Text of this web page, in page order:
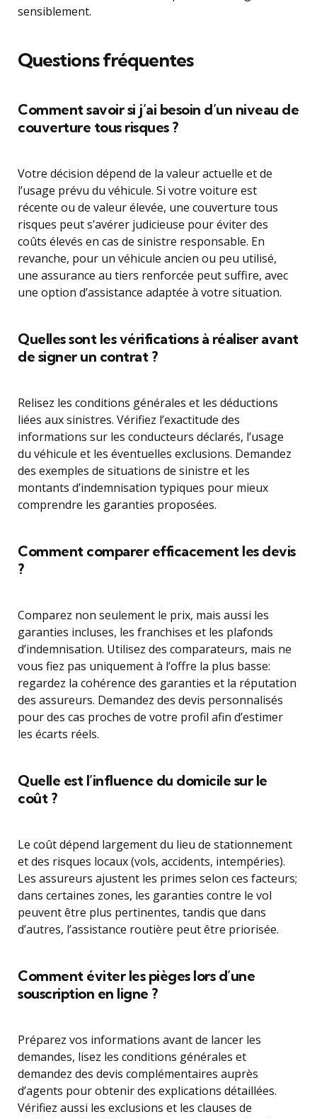
sensiblement.
Questions fréquentes
Comment savoir si j’ai besoin d’un niveau de
couverture tous risques ?
Votre décision dépend de la valeur actuelle et de
l’usage prévu du véhicule. Si votre voiture est
récente ou de valeur élevée, une couverture tous
risques peut s’avérer judicieuse pour éviter des
coûts élevés en cas de sinistre responsable. En
revanche, pour un véhicule ancien ou peu utilisé,
une assurance au tiers renforcée peut suffire, avec
une option d’assistance adaptée à votre situation.
Quelles sont les vérifications à réaliser avant
de signer un contrat ?
Relisez les conditions générales et les déductions
liées aux sinistres. Vérifiez l’exactitude des
informations sur les conducteurs déclarés, l’usage
du véhicule et les éventuelles exclusions. Demandez
des exemples de situations de sinistre et les
montants d’indemnisation typiques pour mieux
comprendre les garanties proposées.
Comment comparer efficacement les devis
?
Comparez non seulement le prix, mais aussi les
garanties incluses, les franchises et les plafonds
d’indemnisation. Utilisez des comparateurs, mais ne
vous fiez pas uniquement à l’offre la plus basse:
regardez la cohérence des garanties et la réputation
des assureurs. Demandez des devis personnalisés
pour des cas proches de votre profil afin d’estimer
les écarts réels.
Quelle est l’influence du domicile sur le
coût ?
Le coût dépend largement du lieu de stationnement
et des risques locaux (vols, accidents, intempéries).
Les assureurs ajustent les primes selon ces facteurs;
dans certaines zones, les garanties contre le vol
peuvent être plus pertinentes, tandis que dans
d’autres, l’assistance routière peut être priorisée.
Comment éviter les pièges lors d’une
souscription en ligne ?
Préparez vos informations avant de lancer les
demandes, lisez les conditions générales et
demandez des devis complémentaires auprès
d’agents pour obtenir des explications détaillées.
Vérifiez aussi les exclusions et les clauses de